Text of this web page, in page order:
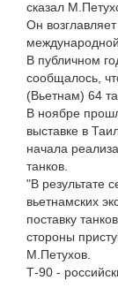
сказал
Он
В публичном
сообщалось,
(Вьетнам) 64
В ноябре
выставке в
начала
танков.
"В результате
вьетнамских
поставку
стороны
М.Петухов.
Т-90 -